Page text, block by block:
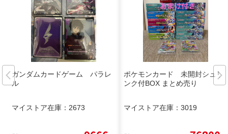
ガンダムカードゲーム パラレ
ル
マイストア在庫： 2673
ポケモンカード 未開封シュリ
ンク付BOX まとめ売り
マイストア在庫： 3019